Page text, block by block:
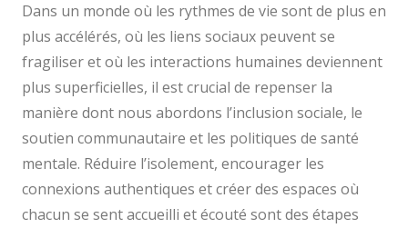
Dans un monde où les rythmes de vie sont de plus en
plus accélérés, où les liens sociaux peuvent se
fragiliser et où les interactions humaines deviennent
plus superficielles, il est crucial de repenser la
manière dont nous abordons l’inclusion sociale, le
soutien communautaire et les politiques de santé
mentale. Réduire l’isolement, encourager les
connexions authentiques et créer des espaces où
chacun se sent accueilli et écouté sont des étapes